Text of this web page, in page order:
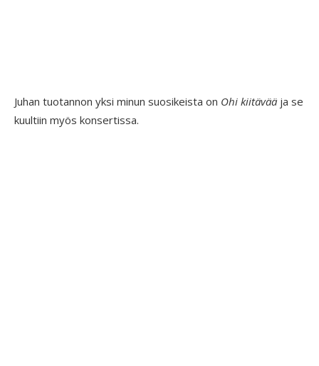
Juhan tuotannon yksi minun suosikeista on Ohi kiitävää ja se
kuultiin myös konsertissa.